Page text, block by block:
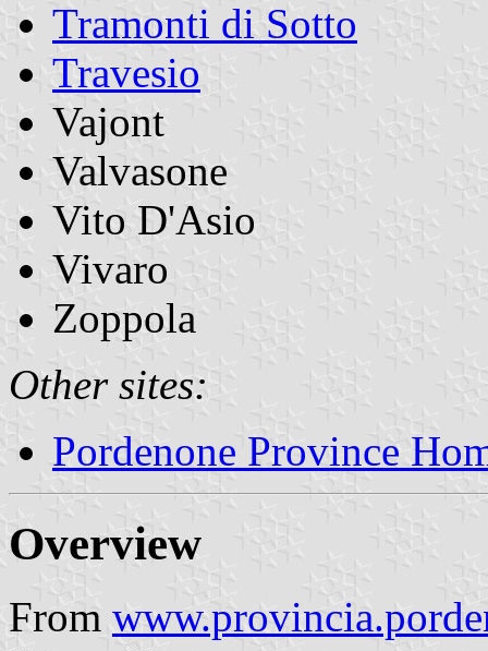
Tramonti di Sotto
Travesio
Vajont
Valvasone
Vito D'Asio
Vivaro
Zoppola
Other sites:
Pordenone Province
Overview
From